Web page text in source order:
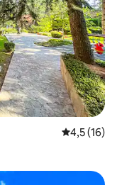
Évaluation
4,5 (16)